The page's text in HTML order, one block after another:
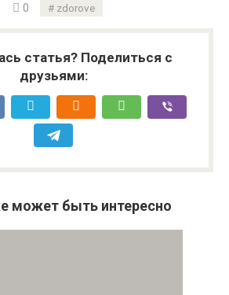
0 zdorove
статья? Поделиться с
друзьями:
может быть интересно